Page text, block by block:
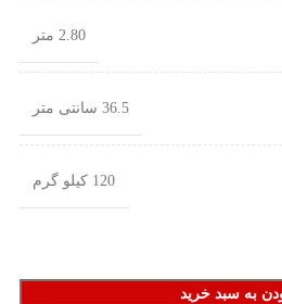
2.80 متر
36.5 سانتی متر
120 کیلو گرم
به سبد خرید